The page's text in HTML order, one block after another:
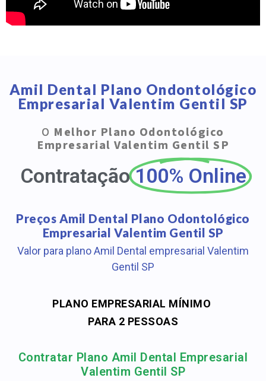
Amil Dental Plano Ondontológico
Empresarial Valentim Gentil SP
O Melhor Plano Odontológico
Empresarial Valentim Gentil SP
Contratação 100% Online
Preços Amil Dental Plano Odontológico
Empresarial Valentim Gentil SP
Valor para plano Amil Dental empresarial Valentim
Gentil SP
PLANO EMPRESARIAL MÍNIMO
PARA 2 PESSOAS
Contratar Plano Amil Dental Empresarial
Valentim Gentil SP